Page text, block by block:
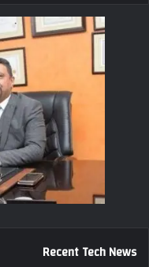
Recent Tech News